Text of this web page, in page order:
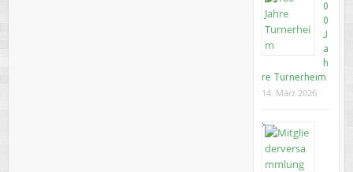
0
0
J
a
h
re Turnerheim
14. März 2026